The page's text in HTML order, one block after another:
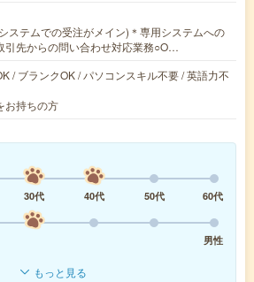
ステムでの受注がメイン)＊専用システムへの
引先からの問い合わせ対応業務○O…
/ ブランクOK / パソコンスキル不要 / 英語力不
お持ちの方
30代 40代 50代
60代
男性
もっと見る